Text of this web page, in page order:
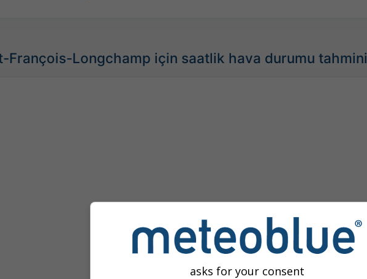
François-Longchamp için saatlik hava durumu tahmini
asks for your consent